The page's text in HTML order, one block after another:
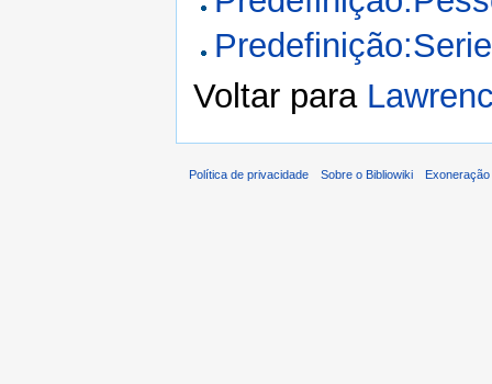
Predefinição:Serie
Voltar para
Política de privacidade Sobre o Bibliowiki